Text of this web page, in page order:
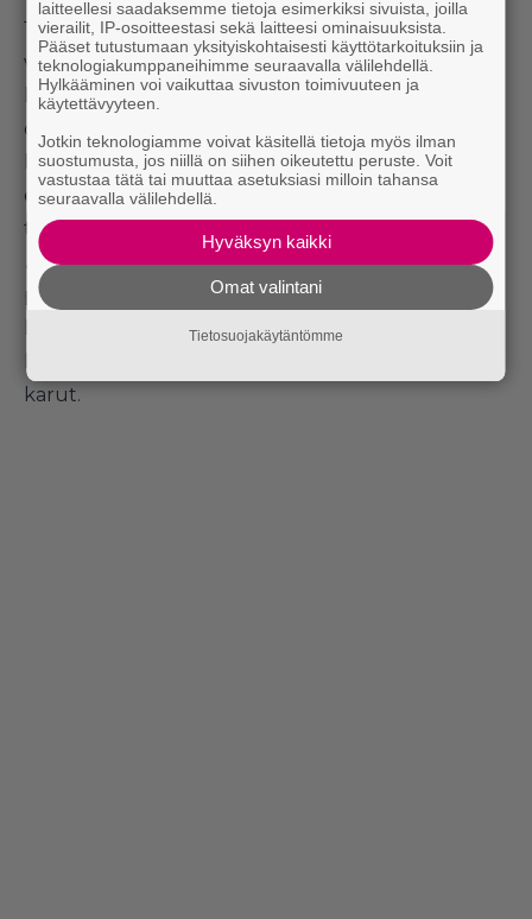
1990-luvun alkuvuosina 3D-pelit olivat vielä sen
verran uusi juttu, että mitään yhtenäisiä, hyväksi
havaittuja ratkaisuita ja tekniikoita ei vielä ollut
olemassakaan. Esimerkiksi
legendaarinen peli suurelta osin, koska se oli aivan
ensimmäisiä pelejä, joissa kontrollit ja kamera
toimivat mitenkään järkevästi. Kun sanon, että
MDKtehtiin liian aikaisin, tarkoitan, että se ei vielä
päässyt hyötymään kantapään kautta opituista
läksyistä ja tekniikoista, vaan joutui keksimään
karut.
laitteellesi saadaksemme tietoja esimerkiksi sivuista, joilla
vierailit, IP-osoitteestasi sekä laitteesi ominaisuuksista.
Pääset tutustumaan yksityiskohtaisesti käyttötarkoituksiin ja
teknologiakumppaneihimme seuraavalla välilehdellä.
Hylkääminen voi vaikuttaa sivuston toimivuuteen ja
käytettävyyteen.
Jotkin teknologiamme voivat käsitellä tietoja myös ilman
suostumusta, jos niillä on siihen oikeutettu peruste. Voit
vastustaa tätä tai muuttaa asetuksiasi milloin tahansa
seuraavalla välilehdellä.
Hyväksyn kaikki
Omat valintani
Tietosuojakäytäntömme